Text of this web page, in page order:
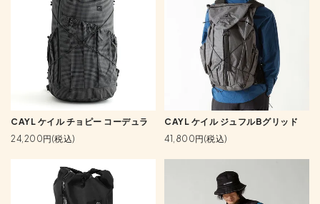
CAYL ケイル チョピー コーデュラ
24,200円(税込)
CAYL ケイル ジュフルBグリッド
41,800円(税込)